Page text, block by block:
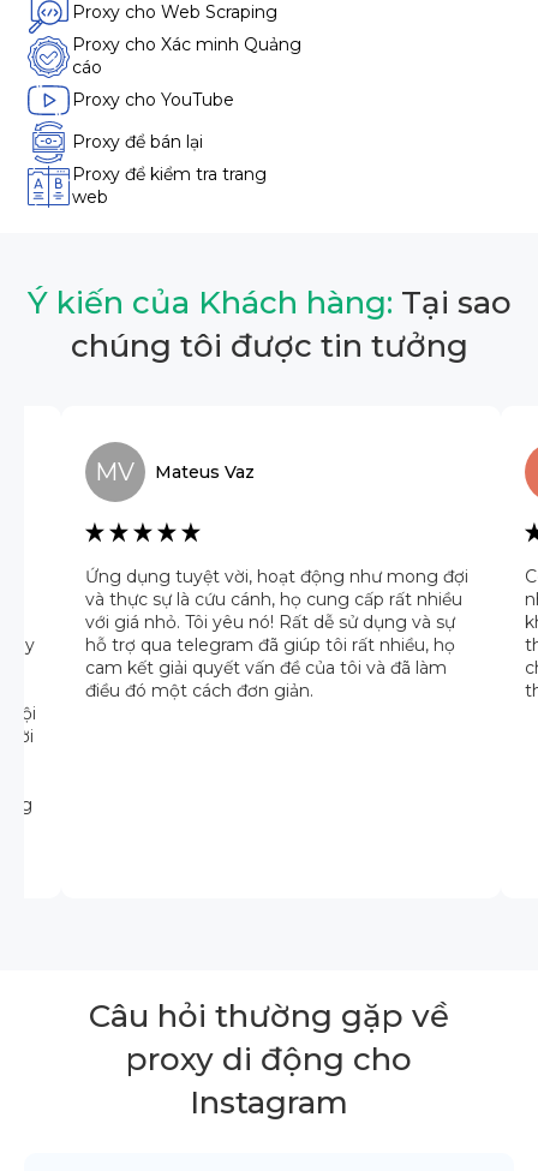
Proxy cho Web Scraping
Proxy cho Xác minh Quảng
cáo
Proxy cho YouTube
Proxy để bán lại
Proxy để kiểm tra trang
web
Ý kiến của Khách hàng: Tại sao
chúng tôi được tin tưởng
Đây
Đội
lời
MV Mateus Vaz
Ứng dụng tuyệt vời, hoạt động như mong đợi
và thực sự là cứu cánh, họ cung cấp rất nhiều
với giá nhỏ. Tôi yêu nó! Rất dễ sử dụng và sự
hỗ trợ qua telegram đã giúp tôi rất nhiều, họ
cam kết giải quyết vấn đề của tôi và đã làm
điều đó một cách đơn giản.
Câu hỏi thường gặp về
proxy di động cho
Instagram